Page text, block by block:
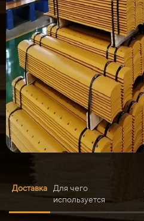
Доставка
Для чего
используется